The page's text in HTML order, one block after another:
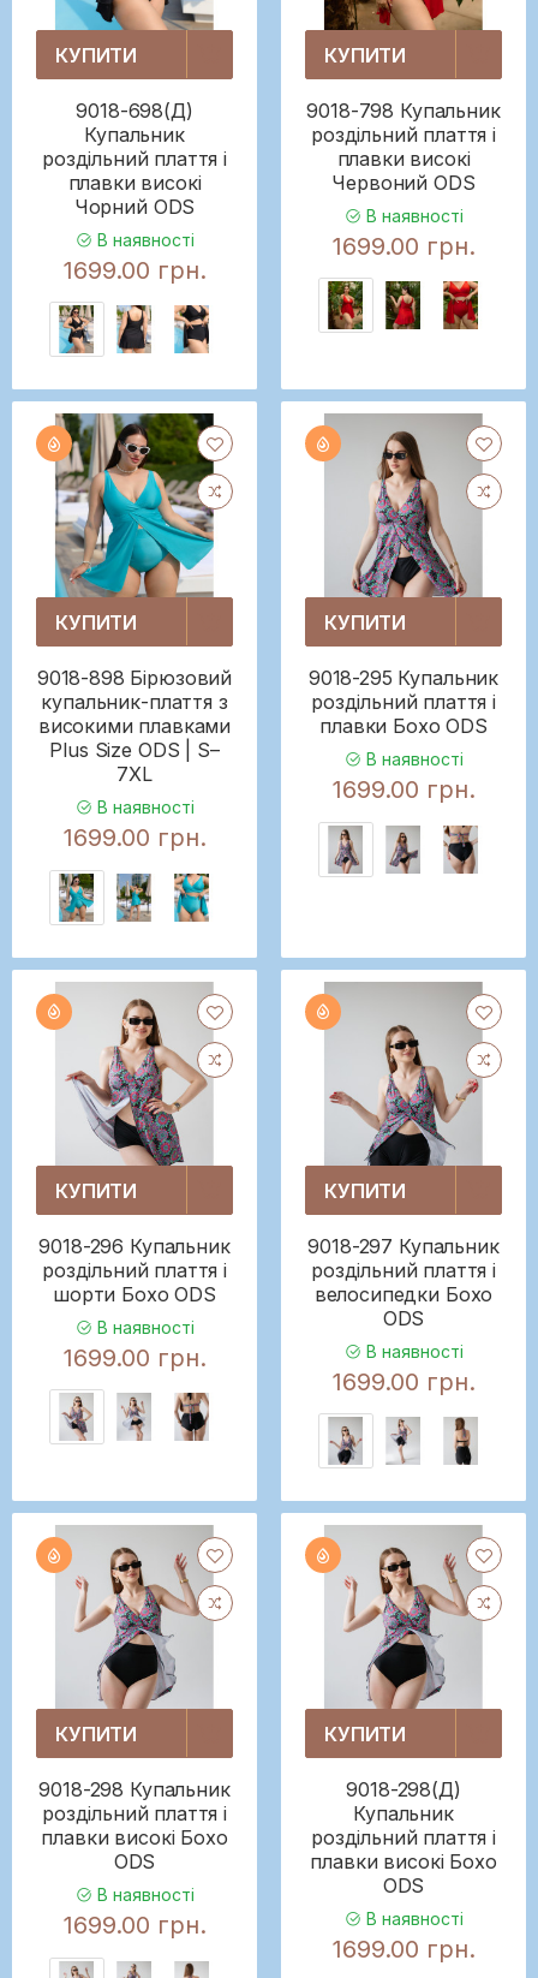
КУПИТИ
9018-698(Д)
Купальник
роздільний плаття і
плавки високі
Чорний ODS
В наявності
1699.00 грн.
КУПИТИ
9018-798 Купальник
роздільний плаття і
плавки високі
Червоний ODS
В наявності
1699.00 грн.
КУПИТИ
9018-898 Бірюзовий
купальник-плаття з
високими плавками
Plus Size ODS | S–
7XL
В наявності
1699.00 грн.
КУПИТИ
9018-295 Купальник
роздільний плаття і
плавки Бохо ODS
В наявності
1699.00 грн.
КУПИТИ
9018-296 Купальник
роздільний плаття і
шорти Бохо ODS
В наявності
1699.00 грн.
КУПИТИ
9018-297 Купальник
роздільний плаття і
велосипедки Бохо
ODS
В наявності
1699.00 грн.
КУПИТИ
9018-298 Купальник
роздільний плаття і
плавки високі Бохо
ODS
В наявності
1699.00 грн.
КУПИТИ
9018-298(Д)
Купальник
роздільний плаття і
плавки високі Бохо
ODS
В наявності
1699.00 грн.